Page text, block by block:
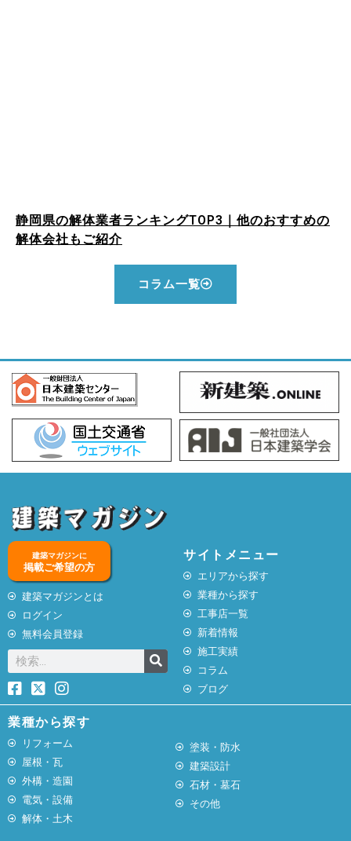
静岡県の解体業者ランキングTOP3｜他のおすすめの
解体会社もご紹介
コラム一覧
建築マガジンに
掲載ご希望の方
建築マガジンとは
ログイン
無料会員登録
サイトメニュー
エリアから探す
業種から探す
工事店一覧
新着情報
施工実績
コラム
ブログ
業種から探す
リフォーム
屋根・瓦
外構・造園
電気・設備
解体・土木
塗装・防水
建築設計
石材・墓石
その他